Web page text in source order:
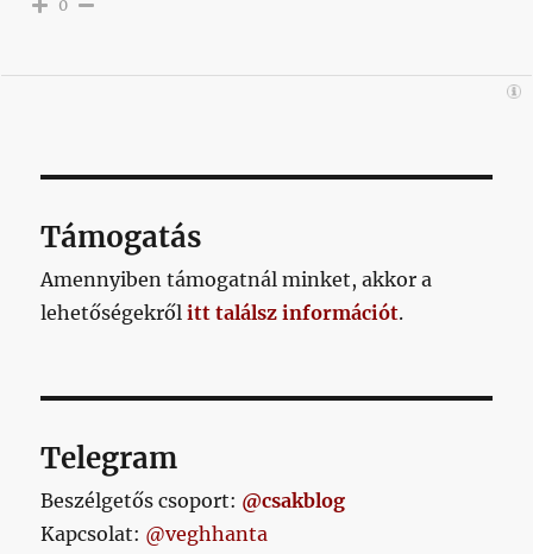
0
Támogatás
Amennyiben támogatnál minket, akkor a
lehetőségekrőlitt találsz információt.
Telegram
Beszélgetős csoport: @csakblog
Kapcsolat: @veghhanta